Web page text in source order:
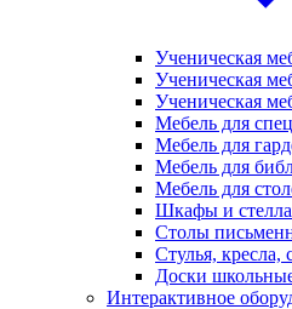
Ученическая
Ученическая
Ученическая
Мебель для
Мебель для
Мебель для
Мебель для
Шкафы и
Столы
Стулья, кресла,
Доски
Интерактивное